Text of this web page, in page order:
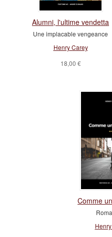
Alumni, l'ultime vendetta
Une implacable vengeance
Henry Carey
18,00 €
Comme